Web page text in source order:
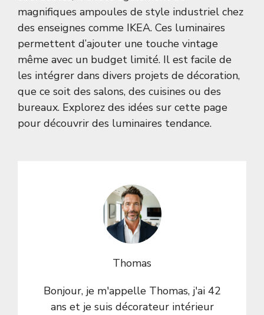
magnifiques ampoules de style industriel chez
des enseignes comme IKEA. Ces luminaires
permettent d’ajouter une touche vintage
même avec un budget limité. Il est facile de
les intégrer dans divers projets de décoration,
que ce soit des salons, des cuisines ou des
bureaux. Explorez des idées sur cette page
pour découvrir des luminaires tendance.
Thomas
Bonjour, je m'appelle Thomas, j'ai 42
ans et je suis décorateur intérieur